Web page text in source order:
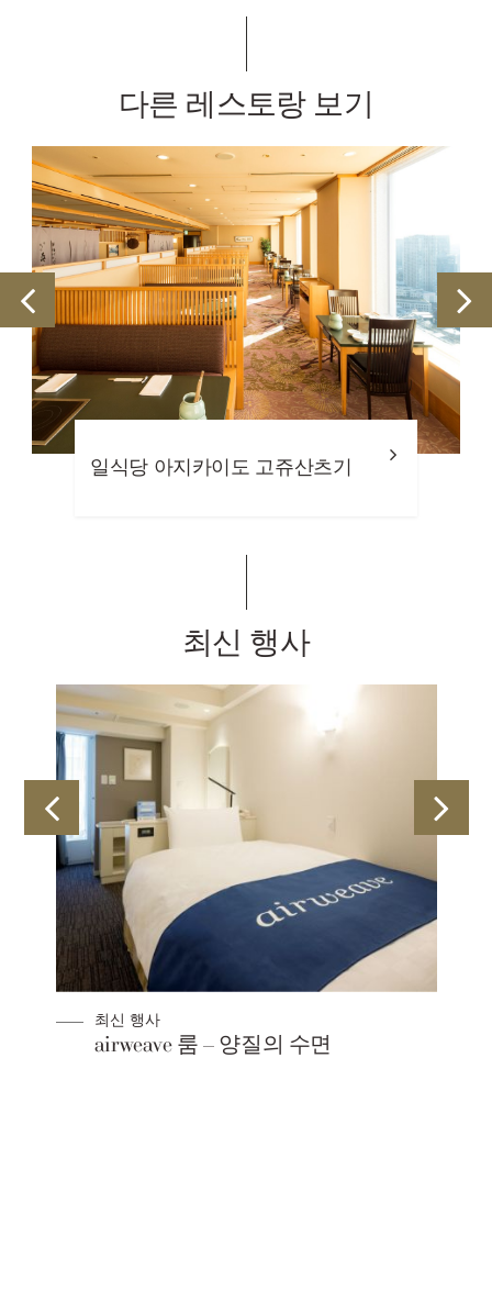
다른 레스토랑 보기
중식당 시나가와 다이한텐
최신 행사
최신 행사
얼리버드 할인 – 30일 이전 사전 예약